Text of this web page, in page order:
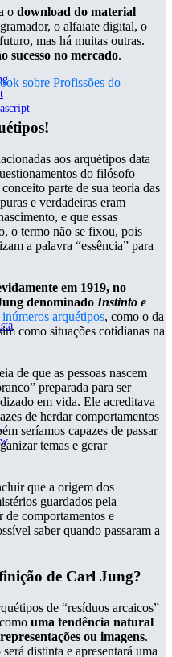
o download do material
o alfaiate digital, o
mas há muitas outras.
sucesso no mercado.
aos arquétipos data
do filósofo
parte de sua teoria das
e verdadeiras eram
e que essas
o termo não se fixou, pois
a palavra “essência” para
em 1919, no
denominado Instinto e
inúmeros arquétipos, como o da
como situações cotidianas na
de que as pessoas nascem
preparada para ser
em vida. Ele acreditava
de herdar comportamentos
seríamos capazes de passar
temas e gerar
que a origem dos
guardados pela
de comportamentos e
saber quando passaram a
de Carl Jung?
de “resíduos arcaicos”
uma tendência natural
ou imagens.
distinta e apresentará uma